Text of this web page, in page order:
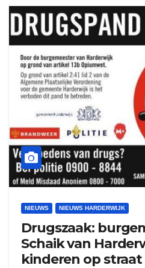
NIEUWS NIEUWS HARDERWIJK
Drugszaak:
Schaik van
kinderen op